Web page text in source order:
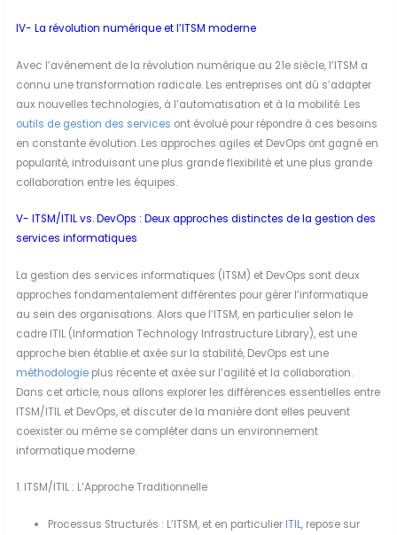
IV- La révolution numérique et l’ITSM moderne
Avec l’avènement de la révolution numérique au 21e siècle, l’ITSM a
connu une transformation radicale. Les entreprises ont dû s’adapter
aux nouvelles technologies, à l’automatisation et à la mobilité. Les
outils de gestion des services ont évolué pour répondre à ces besoins
en constante évolution. Les approches agiles et DevOps ont gagné en
popularité, introduisant une plus grande flexibilité et une plus grande
collaboration entre les équipes.
V- ITSM/ITIL vs. DevOps : Deux approches distinctes de la gestion des
services informatiques
La gestion des services informatiques (ITSM) et DevOps sont deux
approches fondamentalement différentes pour gérer l’informatique
au sein des organisations. Alors que l’ITSM, en particulier selon le
cadre ITIL (Information Technology Infrastructure Library), est une
approche bien établie et axée sur la stabilité, DevOps est une
méthodologie plus récente et axée sur l’agilité et la collaboration.
Dans cet article, nous allons explorer les différences essentielles entre
ITSM/ITIL et DevOps, et discuter de la manière dont elles peuvent
coexister ou même se compléter dans un environnement
informatique moderne.
1. ITSM/ITIL : L’Approche Traditionnelle
Processus Structurés : L’ITSM, et en particulierITIL, repose sur